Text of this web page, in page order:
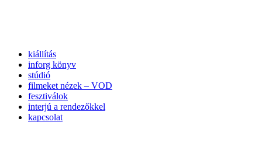
kiállítás
inforg könyv
stúdió
filmeket nézek – VOD
fesztiválok
interjú a rendezőkkel
kapcsolat